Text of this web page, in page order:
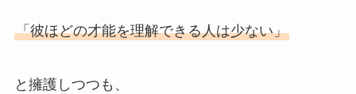
「彼ほどの才能を理解できる人は少ない」
と擁護しつつも、